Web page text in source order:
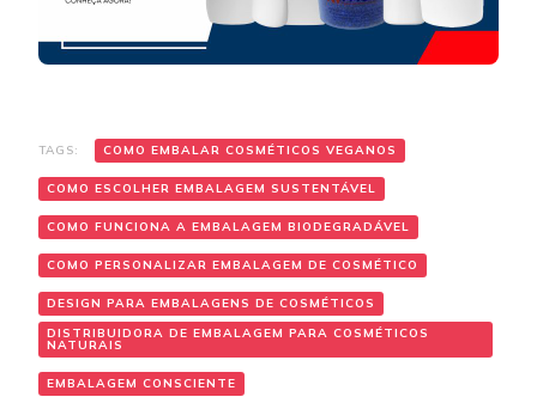
TAGS: COMO EMBALAR COSMÉTICOS VEGANOS
COMO ESCOLHER EMBALAGEM SUSTENTÁVEL
COMO FUNCIONA A EMBALAGEM BIODEGRADÁVEL
COMO PERSONALIZAR EMBALAGEM DE COSMÉTICO
DESIGN PARA EMBALAGENS DE COSMÉTICOS
DISTRIBUIDORA DE EMBALAGEM PARA COSMÉTICOS
NATURAIS
EMBALAGEM CONSCIENTE